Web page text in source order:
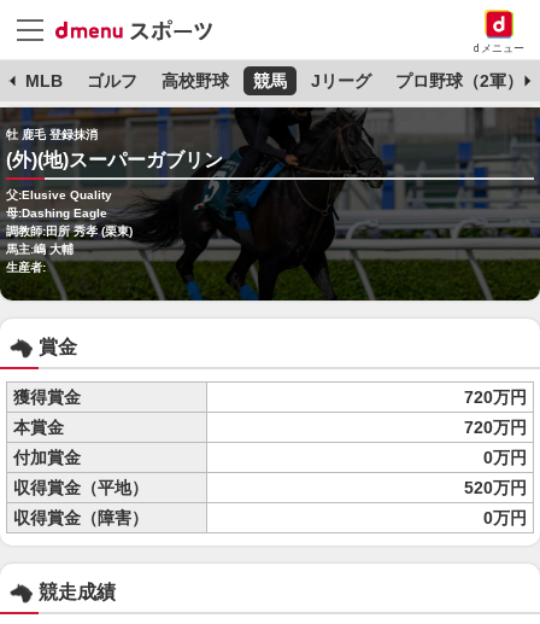
dメニュー
MLB ゴルフ 高校野球 競馬 Jリーグ プロ野球（2軍）
牡 鹿毛 登録抹消
(外)(地)スーパーガブリン
父:Elusive Quality
母:Dashing Eagle
調教師:田所 秀孝 (栗東)
馬主:嶋 大輔
生産者:
賞金
獲得賞金
720万円
本賞金
720万円
付加賞金
0万円
収得賞金（平地）
520万円
収得賞金（障害）
0万円
競走成績